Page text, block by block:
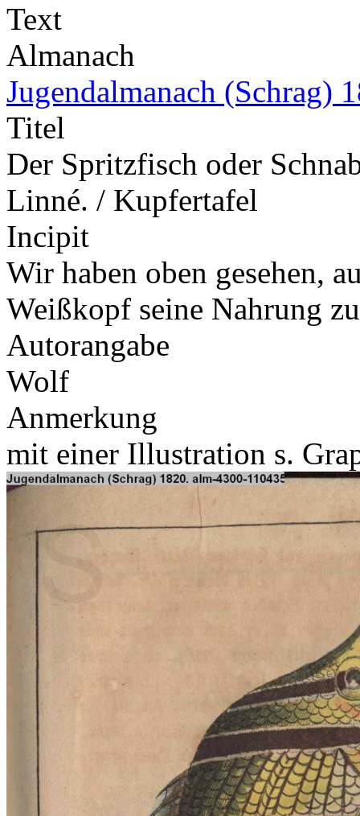
Text
Almanach
Jugendalmanach (Schrag)
Titel
Der Spritzfisch oder
Linné. / Kupfertafel
Incipit
Wir haben oben gesehen,
Weißkopf seine Nahrung
Autorangabe
Wolf
Anmerkung
mit einer Illustration s.